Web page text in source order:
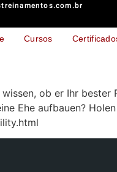
Cursos
ob er Ihr
Ehe aufbauen?